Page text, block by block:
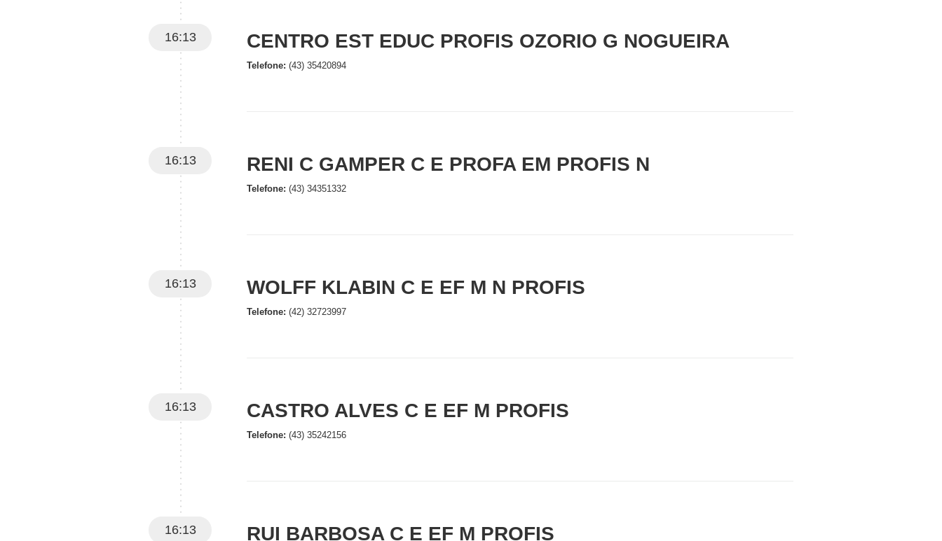
16:13 CENTRO EST EDUC PROFIS OZORIO G NOGUEIRA
Telefone: (43) 35420894
16:13 RENI C GAMPER C E PROFA EM PROFIS N
Telefone: (43) 34351332
16:13 WOLFF KLABIN C E EF M N PROFIS
Telefone: (42) 32723997
16:13 CASTRO ALVES C E EF M PROFIS
Telefone: (43) 35242156
16:13 RUI BARBOSA C E EF M PROFIS